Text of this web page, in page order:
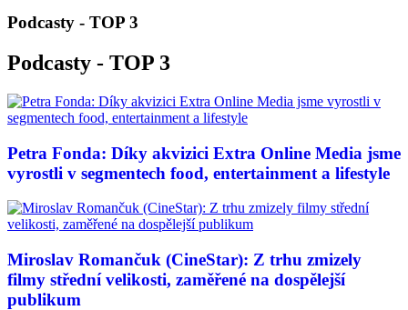
Podcasty - TOP 3
Podcasty - TOP 3
Petra Fonda: Díky akvizici Extra Online Media jsme
vyrostli v segmentech food, entertainment a lifestyle
Miroslav Romančuk (CineStar): Z trhu zmizely
filmy střední velikosti, zaměřené na dospělejší
publikum